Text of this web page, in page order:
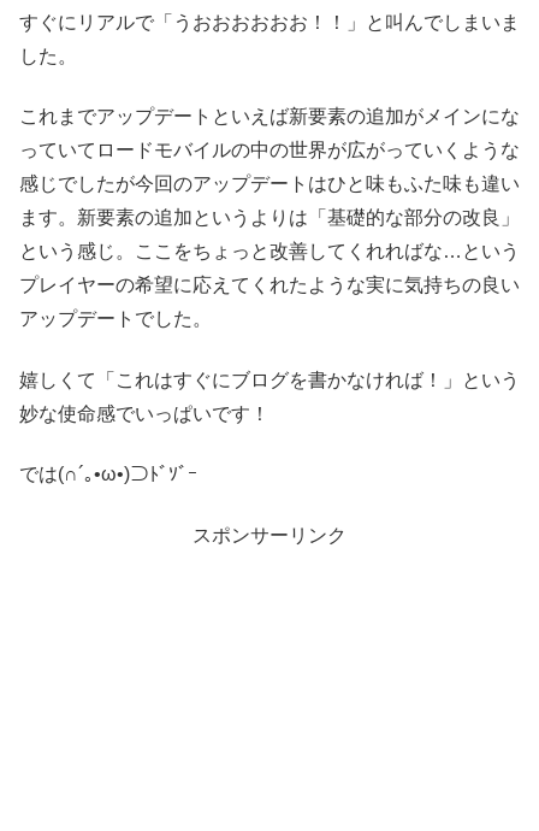
すぐにリアルで「うおおおおおお！！」と叫んでしまいま
した。
これまでアップデートといえば新要素の追加がメインにな
っていてロードモバイルの中の世界が広がっていくような
感じでしたが今回のアップデートはひと味もふた味も違い
ます。新要素の追加というよりは「基礎的な部分の改良」
という感じ。ここをちょっと改善してくれればな…という
プレイヤーの希望に応えてくれたような実に気持ちの良い
アップデートでした。
嬉しくて「これはすぐにブログを書かなければ！」という
妙な使命感でいっぱいです！
では(∩´｡•ω•)⊃ﾄﾞｿﾞｰ
スポンサーリンク